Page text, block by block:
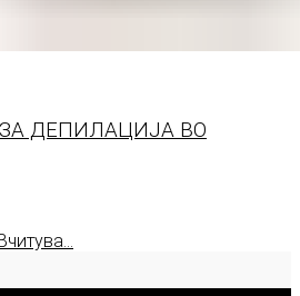
ЗА ДЕПИЛАЦИЈА ВО